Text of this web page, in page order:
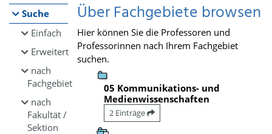
Suche
Einfach
Erweitert
nach
Fachgebiet
nach
Fakultät /
Sektion
Über Fachgebiete browsen
Hier können Sie die Professoren und
Professorinnen nach Ihrem Fachgebiet
suchen.
05 Kommunikations- und
Medienwissenschaften
2 Einträge